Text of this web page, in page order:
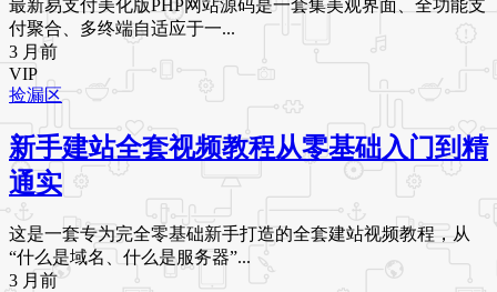
最新易支付美化版PHP网站源码是一套集美观界面、全功能支
付聚合、多终端自适应于一...
3 月前
VIP
捡漏区
新手建站全套视频教程从零基础入门到精
通实
这是一套专为完全零基础新手打造的全套建站视频教程，从
“什么是域名、什么是服务器”...
3 月前